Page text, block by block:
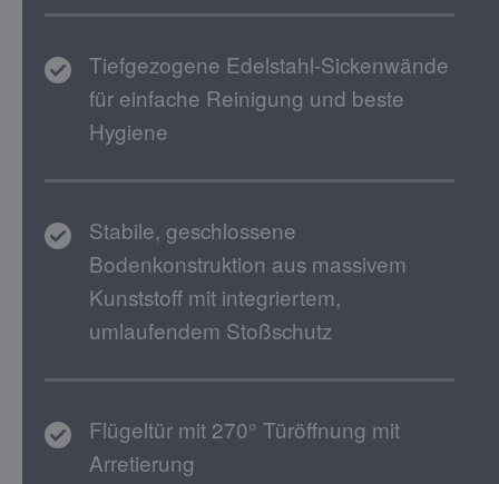
Tiefgezogene Edelstahl-Sickenwände
für einfache Reinigung und beste
Hygiene
Stabile, geschlossene
Bodenkonstruktion aus massivem
Kunststoff mit integriertem,
umlaufendem Stoßschutz
Flügeltür mit 270° Türöffnung mit
Arretierung